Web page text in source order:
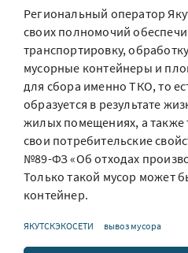
Региональный оператор
своих полномочий
транспортировку,
мусорные контейнеры и
для сбора именно ТКО, то
образуется в результате
жилых помещениях, а также
свои потребительские
№89-ФЗ «Об отходах
Только такой мусор может
контейнер.
ЯКУТСКЭКОСЕТИ вывоз мусора